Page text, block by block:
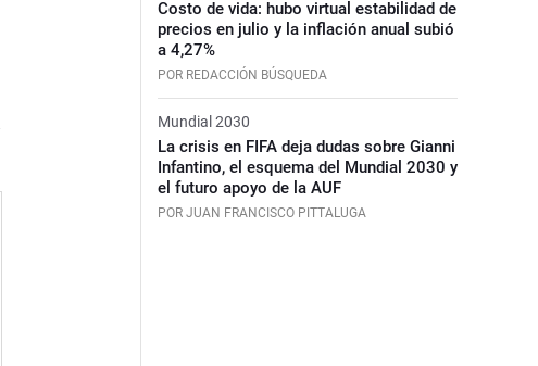
Costo de vida: hubo virtual estabilidad de
precios en julio y la inflación anual subió
a 4,27%
POR REDACCIÓN BÚSQUEDA
Mundial 2030
La crisis en FIFA deja dudas sobre Gianni
Infantino, el esquema del Mundial 2030 y
el futuro apoyo de la AUF
POR JUAN FRANCISCO PITTALUGA